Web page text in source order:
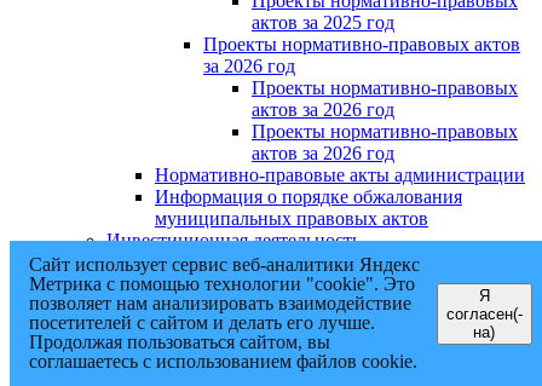
актов за 2025 год
Проекты нормативно-правовых актов
за 2026 год
Проекты нормативно-правовых
актов за 2026 год
Проекты нормативно-правовых
актов за 2026 год
Нормативно-правовые акты администрации
Информация о порядке обжалования
муниципальных правовых актов
Инвестиционная деятельность
Общественная приемная
Интернет-приёмная
Формы обращений
График приема
Обзор обращений
Противодействие коррупции
Сайт использует сервис веб-аналитики Яндекс
Метрика с помощью технологии "cookie". Это
позволяет нам анализировать взаимодействие
посетителей с сайтом и делать его лучше.
Продолжая пользоваться сайтом, вы
соглашаетесь с использованием файлов cookie.
Я
согласен(-
на)